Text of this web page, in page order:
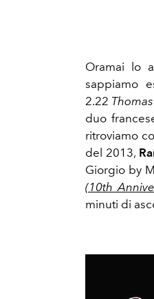
Oramai lo
sappiamo
2.22
duo
ritroviamo
del 2013,
Giorgio by
(10th
minuti di